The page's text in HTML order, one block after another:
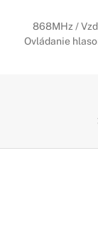
868MHz /
Ovládanie